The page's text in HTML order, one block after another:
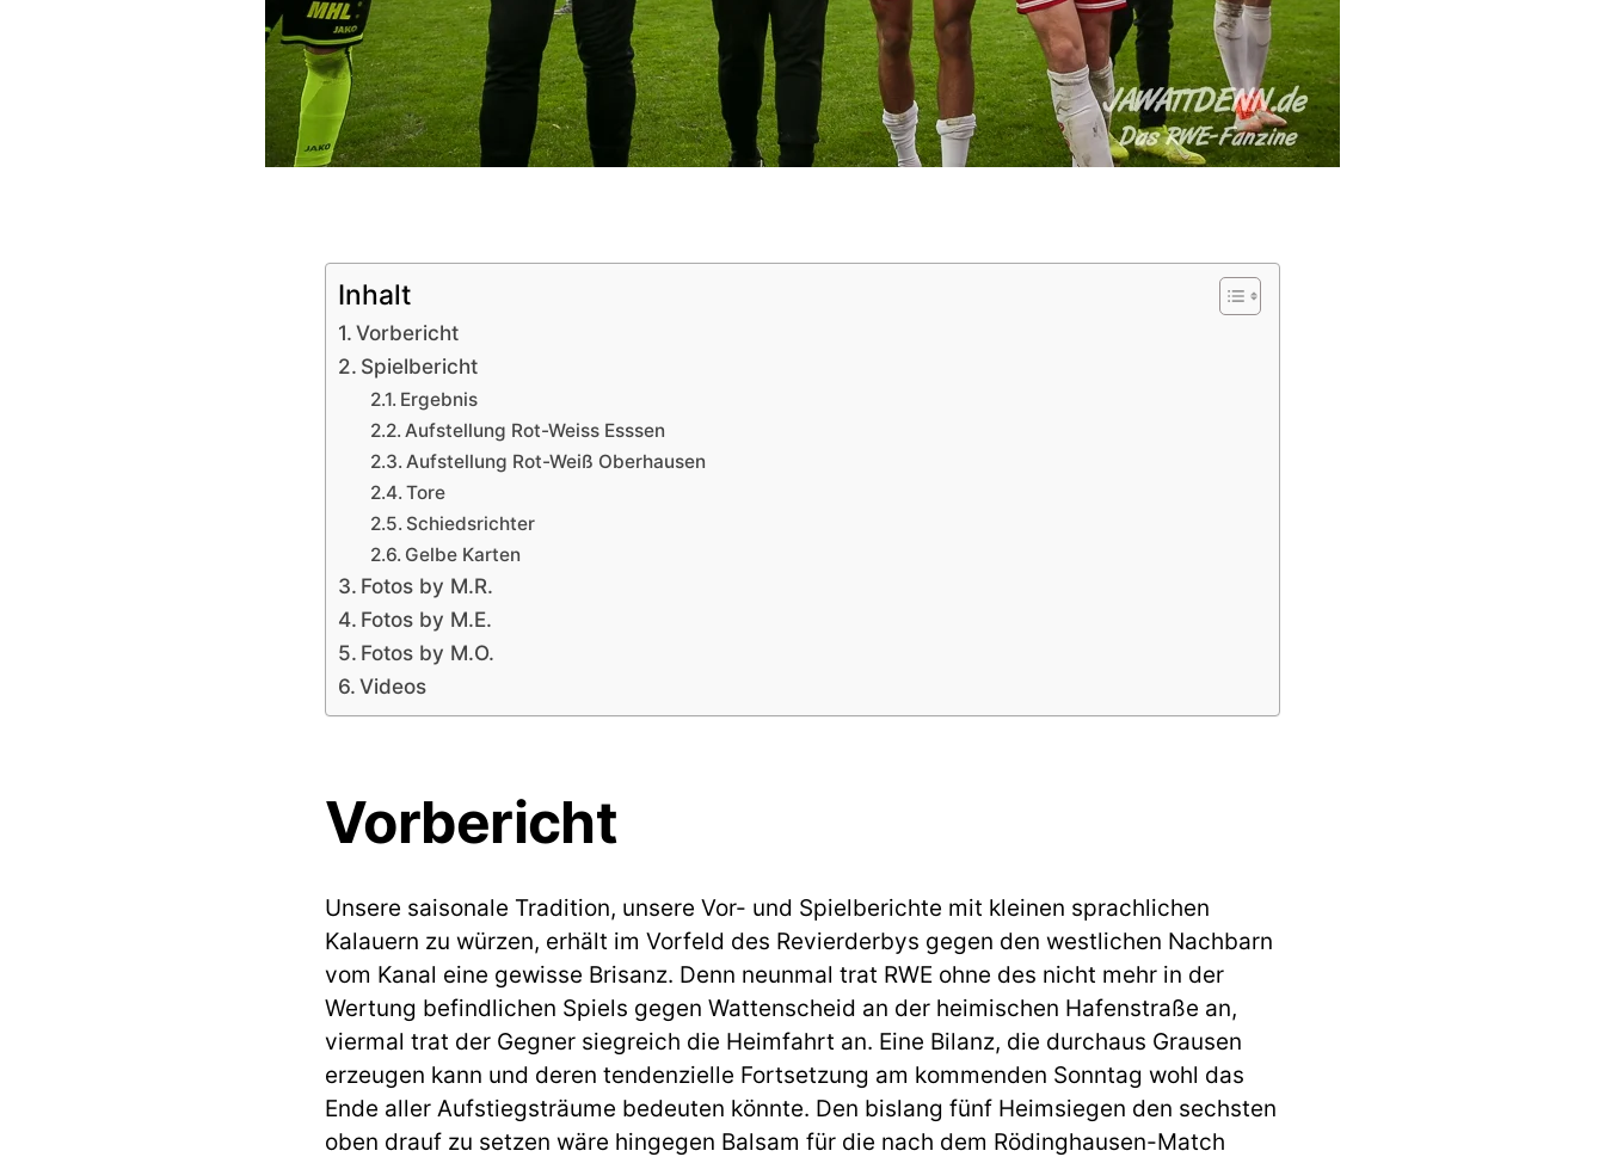
Inhalt
Vorbericht
Spielbericht
Ergebnis
Aufstellung Rot-Weiss Esssen
Aufstellung Rot-Weiß Oberhausen
Tore
Schiedsrichter
Gelbe Karten
Fotos by M.R.
Fotos by M.E.
Fotos by M.O.
Videos
Vorbericht
Unsere saisonale Tradition, unsere Vor- und Spielberichte mit kleinen sprachlichen
Kalauern zu würzen, erhält im Vorfeld des Revierderbys gegen den westlichen Nachbarn
vom Kanal eine gewisse Brisanz. Denn neunmal trat RWE ohne des nicht mehr in der
Wertung befindlichen Spiels gegen Wattenscheid an der heimischen Hafenstraße an,
viermal trat der Gegner siegreich die Heimfahrt an. Eine Bilanz, die durchaus Grausen
erzeugen kann und deren tendenzielle Fortsetzung am kommenden Sonntag wohl das
Ende aller Aufstiegsträume bedeuten könnte. Den bislang fünf Heimsiegen den sechsten
oben drauf zu setzen wäre hingegen Balsam für die nach dem Rödinghausen-Match